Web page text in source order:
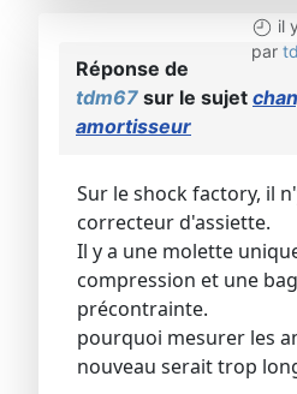
il
par
Réponse de
tdm67 sur le sujet
amortisseur
Sur le shock factory, il
correcteur d'assiette.
Il y a une molette
compression et une
précontrainte.
pourquoi mesurer les
nouveau serait trop